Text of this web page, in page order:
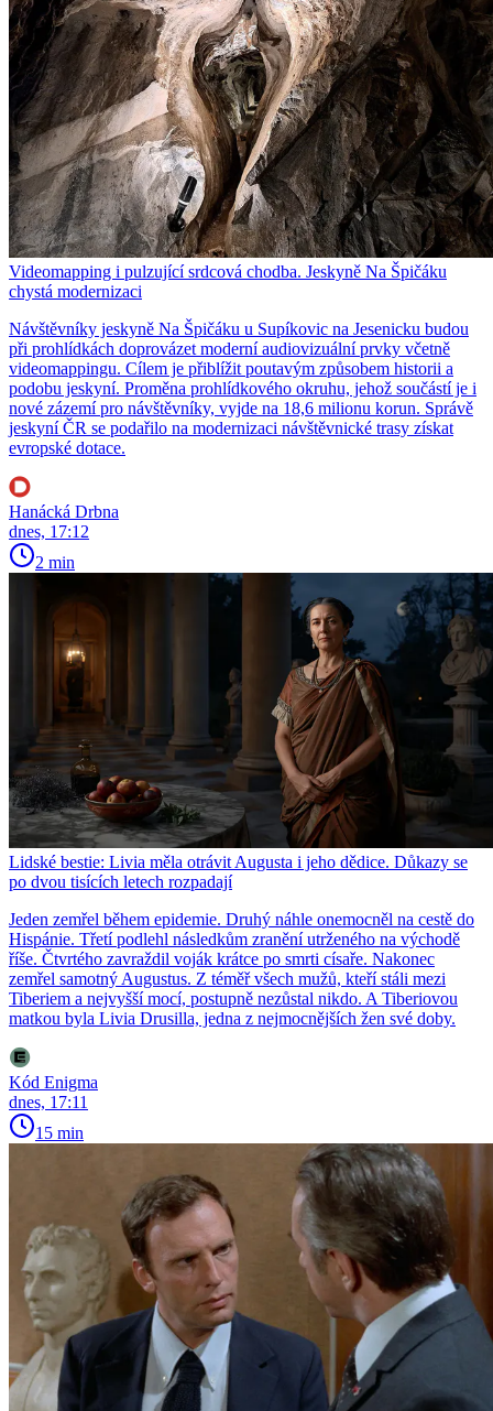
Videomapping i pulzující srdcová chodba. Jeskyně Na Špičáku
chystá modernizaci
Návštěvníky jeskyně Na Špičáku u Supíkovic na Jesenicku budou
při prohlídkách doprovázet moderní audiovizuální prvky včetně
videomappingu. Cílem je přiblížit poutavým způsobem historii a
podobu jeskyní. Proměna prohlídkového okruhu, jehož součástí je i
nové zázemí pro návštěvníky, vyjde na 18,6 milionu korun. Správě
jeskyní ČR se podařilo na modernizaci návštěvnické trasy získat
evropské dotace.
Hanácká Drbna
dnes, 17:12
2 min
Lidské bestie: Livia měla otrávit Augusta i jeho dědice. Důkazy se
po dvou tisících letech rozpadají
Jeden zemřel během epidemie. Druhý náhle onemocněl na cestě do
Hispánie. Třetí podlehl následkům zranění utrženého na východě
říše. Čtvrtého zavraždil voják krátce po smrti císaře. Nakonec
zemřel samotný Augustus. Z téměř všech mužů, kteří stáli mezi
Tiberiem a nejvyšší mocí, postupně nezůstal nikdo. A Tiberiovou
matkou byla Livia Drusilla, jedna z nejmocnějších žen své doby.
Kód Enigma
dnes, 17:11
15 min